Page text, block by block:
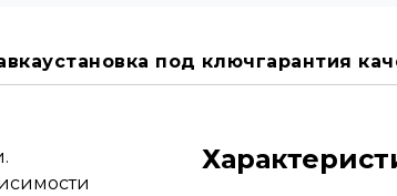
установка под ключгарантия